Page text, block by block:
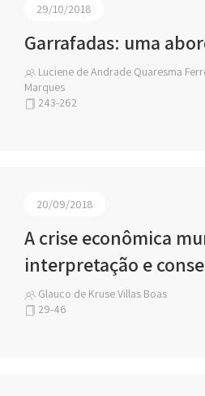
29/10/2018
Garrafadas: uma
Luciene de Andrade Quaresma
Marques
243-262
20/09/2018
A crise econômica
interpretação e
Glauco de Kruse Villas Boas
29-46